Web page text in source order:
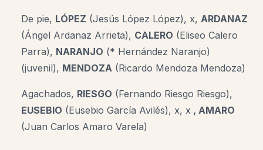
De pie, LÓPEZ (Jesús López López), x, ARDANAZ
(Ángel Ardanaz Arrieta), CALERO (Eliseo Calero
Parra), NARANJO (* Hernández Naranjo)
(juvenil), MENDOZA (Ricardo Mendoza Mendoza)
Agachados, RIESGO (Fernando Riesgo Riesgo),
EUSEBIO (Eusebio García Avilés), x, x , AMARO
(Juan Carlos Amaro Varela)